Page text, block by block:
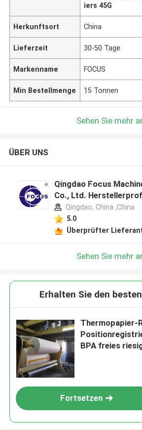
Wir rufen Sie bald
iers 45G
Herkunftsort China
Lieferzeit 30-50 Tage
Markenname FOCUS
Min Bestellmenge 15 Tonnen
Sehen Sie mehr
ÜBER UNS
Qingdao Focus
Co., Ltd.
Qingdao, China ,China
5.0
Überprüfter
Sehen Sie mehr
Erhalten Sie den
Thermopapier-
BPA freies
Fortsetzen